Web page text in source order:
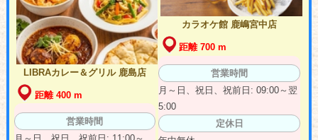
LIBRAカレー＆グリル 鹿島店
距離 400 m
営業時間
カラオケ館 鹿嶋宮中店
距離 700 m
営業時間
月～日、祝日、祝前日: 09:00～翌
5:00
定休日